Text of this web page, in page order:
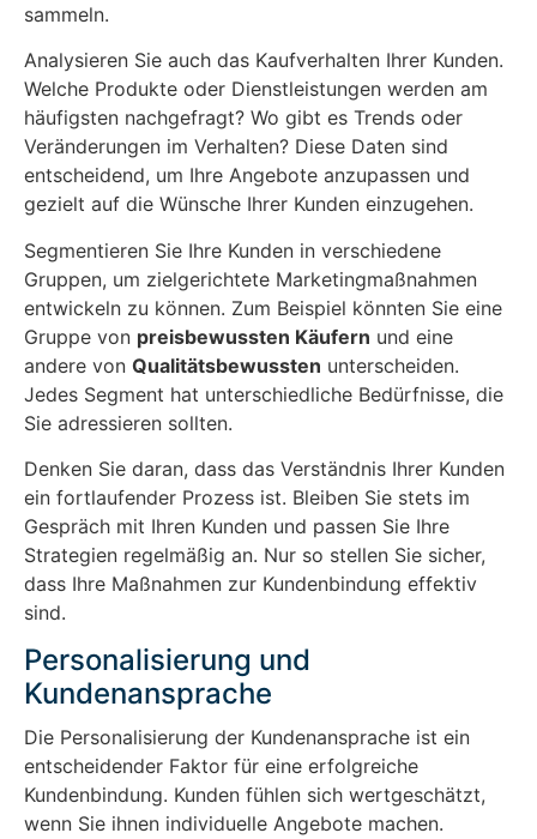
sammeln.
Analysieren Sie auch das Kaufverhalten Ihrer Kunden.
Welche Produkte oder Dienstleistungen werden am
häufigsten nachgefragt? Wo gibt es Trends oder
Veränderungen im Verhalten? Diese Daten sind
entscheidend, um Ihre Angebote anzupassen und
gezielt auf die Wünsche Ihrer Kunden einzugehen.
Segmentieren Sie Ihre Kunden in verschiedene
Gruppen, um zielgerichtete Marketingmaßnahmen
entwickeln zu können. Zum Beispiel könnten Sie eine
Gruppe von preisbewussten Käufern und eine
andere von Qualitätsbewussten unterscheiden.
Jedes Segment hat unterschiedliche Bedürfnisse, die
Sie adressieren sollten.
Denken Sie daran, dass das Verständnis Ihrer Kunden
ein fortlaufender Prozess ist. Bleiben Sie stets im
Gespräch mit Ihren Kunden und passen Sie Ihre
Strategien regelmäßig an. Nur so stellen Sie sicher,
dass Ihre Maßnahmen zur Kundenbindung effektiv
sind.
Personalisierung und
Kundenansprache
Die Personalisierung der Kundenansprache ist ein
entscheidender Faktor für eine erfolgreiche
Kundenbindung. Kunden fühlen sich wertgeschätzt,
wenn Sie ihnen individuelle Angebote machen.